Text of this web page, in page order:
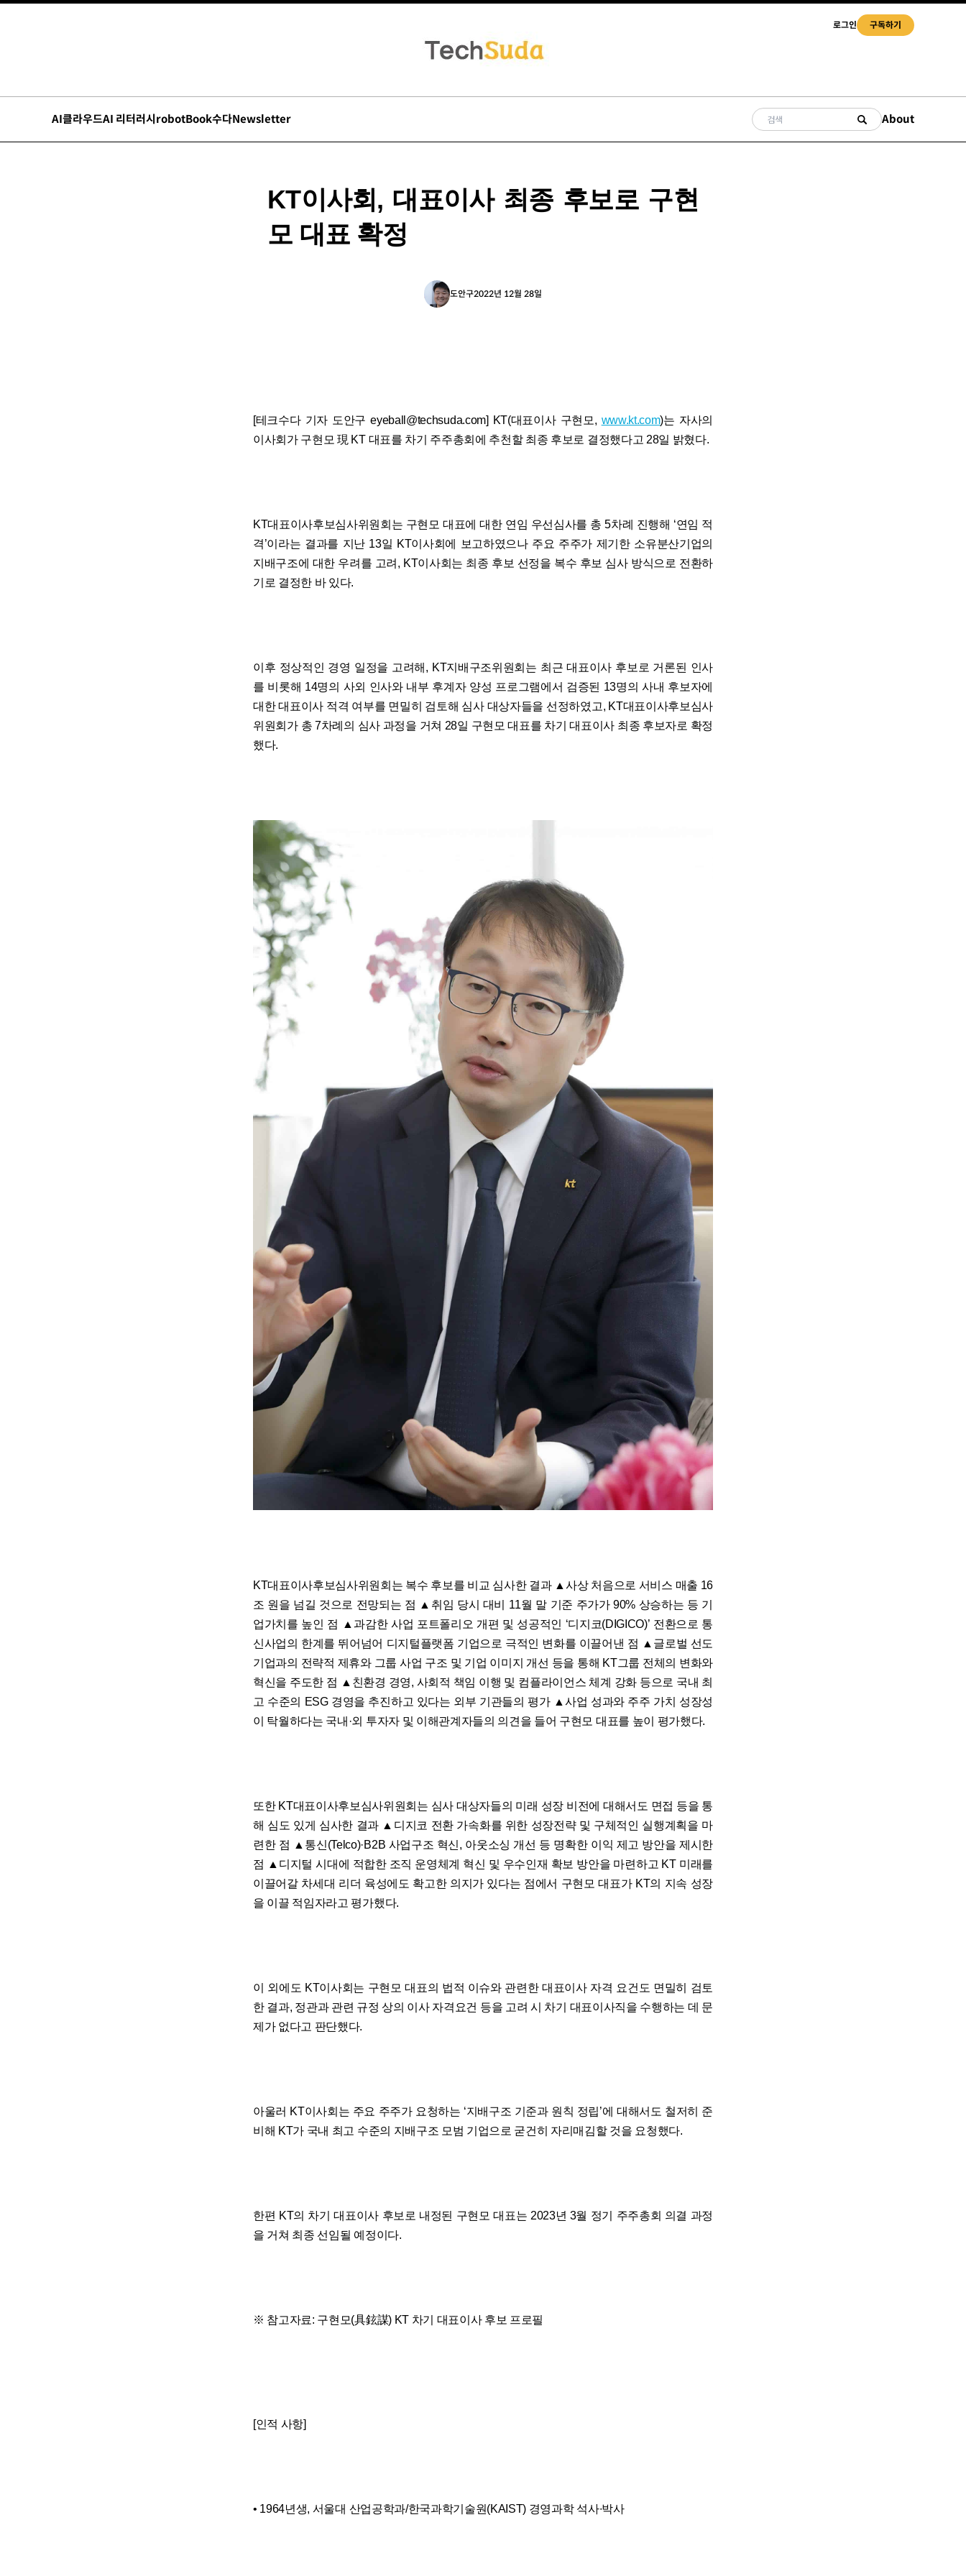
로그인 구독하기
AI클라우드AI 리터러시robotBook수다Newsletter About
KT이사회, 대표이사 최종 후보로 구현
모 대표 확정
도안구2022년 12월 28일
[테크수다 기자 도안구 eyeball@techsuda.com] KT(대표이사 구현모, www.kt.com)는 자사의
이사회가 구현모 現 KT 대표를 차기 주주총회에 추천할 최종 후보로 결정했다고 28일 밝혔다.
KT대표이사후보심사위원회는 구현모 대표에 대한 연임 우선심사를 총 5차례 진행해 ‘연임 적
격’이라는 결과를 지난 13일 KT이사회에 보고하였으나 주요 주주가 제기한 소유분산기업의
지배구조에 대한 우려를 고려, KT이사회는 최종 후보 선정을 복수 후보 심사 방식으로 전환하
기로 결정한 바 있다.
이후 정상적인 경영 일정을 고려해, KT지배구조위원회는 최근 대표이사 후보로 거론된 인사
를 비롯해 14명의 사외 인사와 내부 후계자 양성 프로그램에서 검증된 13명의 사내 후보자에
대한 대표이사 적격 여부를 면밀히 검토해 심사 대상자들을 선정하였고, KT대표이사후보심사
위원회가 총 7차례의 심사 과정을 거쳐 28일 구현모 대표를 차기 대표이사 최종 후보자로 확정
했다.
KT대표이사후보심사위원회는 복수 후보를 비교 심사한 결과 ▲사상 처음으로 서비스 매출 16
조 원을 넘길 것으로 전망되는 점 ▲취임 당시 대비 11월 말 기준 주가가 90% 상승하는 등 기
업가치를 높인 점 ▲과감한 사업 포트폴리오 개편 및 성공적인 ‘디지코(DIGICO)’ 전환으로 통
신사업의 한계를 뛰어넘어 디지털플랫폼 기업으로 극적인 변화를 이끌어낸 점 ▲글로벌 선도
기업과의 전략적 제휴와 그룹 사업 구조 및 기업 이미지 개선 등을 통해 KT그룹 전체의 변화와
혁신을 주도한 점 ▲친환경 경영, 사회적 책임 이행 및 컴플라이언스 체계 강화 등으로 국내 최
고 수준의 ESG 경영을 추진하고 있다는 외부 기관들의 평가 ▲사업 성과와 주주 가치 성장성
이 탁월하다는 국내·외 투자자 및 이해관계자들의 의견을 들어 구현모 대표를 높이 평가했다.
또한 KT대표이사후보심사위원회는 심사 대상자들의 미래 성장 비전에 대해서도 면접 등을 통
해 심도 있게 심사한 결과 ▲디지코 전환 가속화를 위한 성장전략 및 구체적인 실행계획을 마
련한 점 ▲통신(Telco)·B2B 사업구조 혁신, 아웃소싱 개선 등 명확한 이익 제고 방안을 제시한
점 ▲디지털 시대에 적합한 조직 운영체계 혁신 및 우수인재 확보 방안을 마련하고 KT 미래를
이끌어갈 차세대 리더 육성에도 확고한 의지가 있다는 점에서 구현모 대표가 KT의 지속 성장
을 이끌 적임자라고 평가했다.
이 외에도 KT이사회는 구현모 대표의 법적 이슈와 관련한 대표이사 자격 요건도 면밀히 검토
한 결과, 정관과 관련 규정 상의 이사 자격요건 등을 고려 시 차기 대표이사직을 수행하는 데 문
제가 없다고 판단했다.
아울러 KT이사회는 주요 주주가 요청하는 ‘지배구조 기준과 원칙 정립’에 대해서도 철저히 준
비해 KT가 국내 최고 수준의 지배구조 모범 기업으로 굳건히 자리매김할 것을 요청했다.
한편 KT의 차기 대표이사 후보로 내정된 구현모 대표는 2023년 3월 정기 주주총회 의결 과정
을 거쳐 최종 선임될 예정이다.
※ 참고자료: 구현모(具鉉謀) KT 차기 대표이사 후보 프로필
[인적 사항]
• 1964년생, 서울대 산업공학과/한국과학기술원(KAIST) 경영과학 석사∙박사